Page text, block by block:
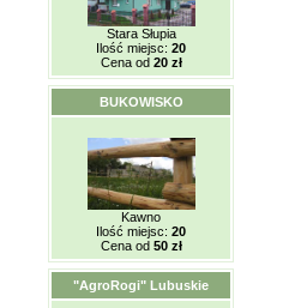
Stara Słupia
Ilość miejsc: 20
Cena od 20 zł
BUKOWISKO
Kawno
Ilość miejsc: 20
Cena od 50 zł
"AgroRogi" Lubuskie